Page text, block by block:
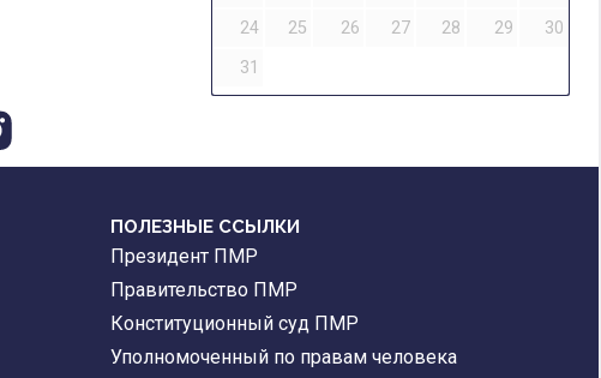
24
25 26 27 28 29
30
31
ПОЛЕЗНЫЕ ССЫЛКИ
Президент ПМР
Правительство ПМР
Конституционный суд ПМР
Уполномоченный по правам человека